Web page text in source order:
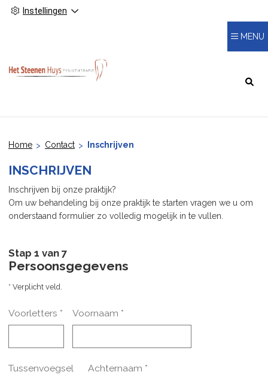
Instellingen
MENU
Home Contact Inschrijven
INSCHRIJVEN
Inschrijven bij onze praktijk?
Om uw behandeling bij onze praktijk te starten vragen we u om
onderstaand formulier zo volledig mogelijk in te vullen.
Stap 1 van 7
Persoonsgegevens
* Verplicht veld.
Voorletters * Voornaam *
Tussenvoegsel Achternaam *